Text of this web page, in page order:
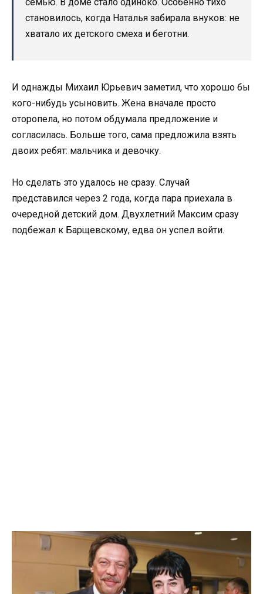
становилось, когда Наталья забирала внуков: не
хватало их детского смеха и беготни.
И однажды Михаил Юрьевич заметил, что хорошо бы
кого-нибудь усыновить. Жена вначале просто
оторопела, но потом обдумала предложение и
согласилась. Больше того, сама предложила взять
двоих ребят: мальчика и девочку.
Но сделать это удалось не сразу. Случай
представился через 2 года, когда пара приехала в
очередной детский дом. Двухлетний Максим сразу
подбежал к Барщевскому, едва он успел войти.